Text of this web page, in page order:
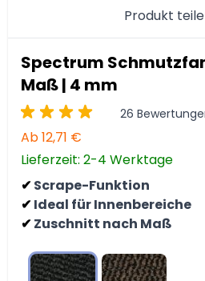
Produkt
Spectrum
Maß | 4 mm
26
Ab12,71 €
Lieferzeit: 2-4 Werktage
✔ Scrape-Funktion
✔ Ideal für Innenbereiche
✔ Zuschnitt nach Maß
Anthrazit Braun